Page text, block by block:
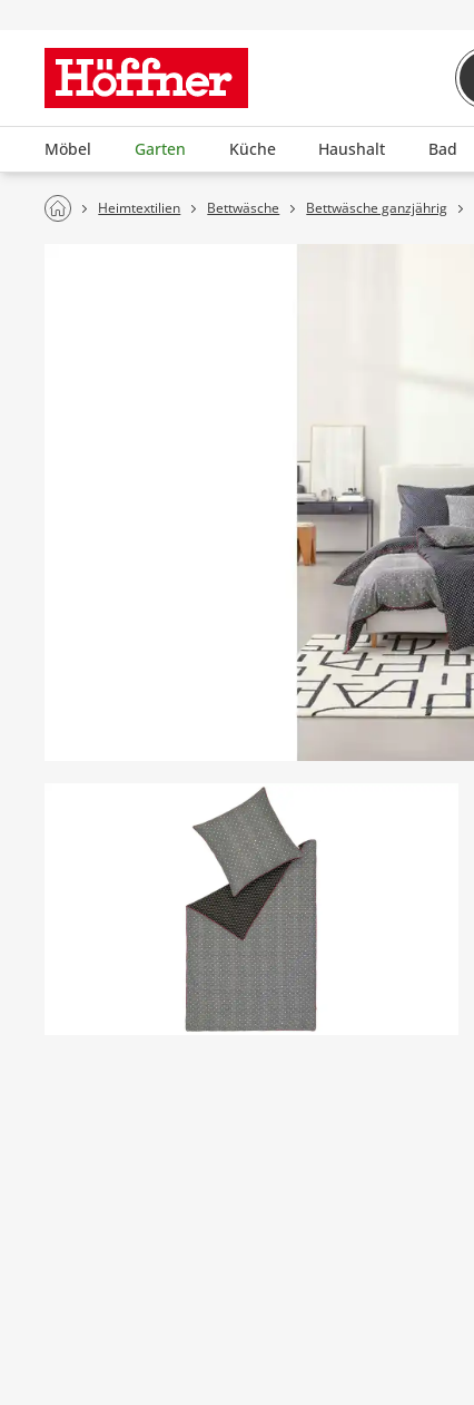
Möbel Garten Küche Haushalt Bad
Heimtextilien Bettwäsche Bettwäsche ganzjährig